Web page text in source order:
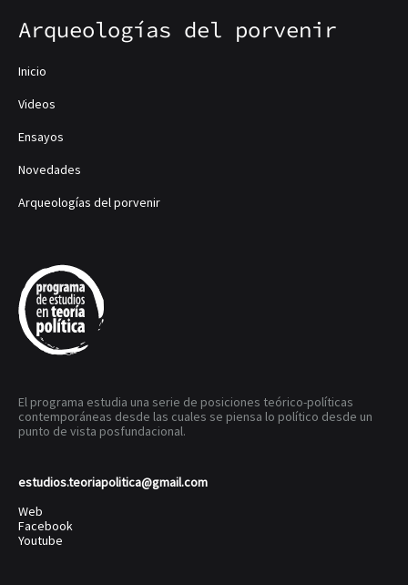
Arqueologías del porvenir
Inicio
Videos
Ensayos
Novedades
Arqueologías del porvenir
El programa estudia una serie de posiciones teórico-políticas
contemporáneas desde las cuales se piensa lo político desde un
punto de vista posfundacional.
estudios.teoriapolitica@gmail.com
Web
Facebook
Youtube